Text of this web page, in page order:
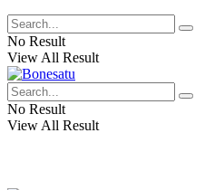
No Result
View All Result
No Result
View All Result